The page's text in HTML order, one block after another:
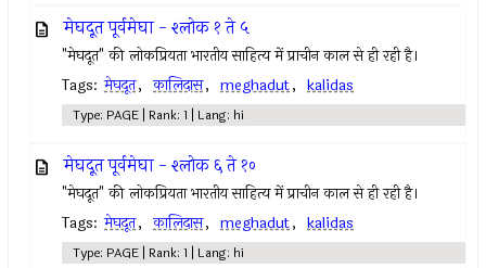
मेघदूत पूर्वमेघा - श्लोक १ ते ५
"मेघदूत" की लोकप्रियता भारतीय साहित्य में प्राचीन काल से ही रही है।
Tags: मेघदूत, कालिदास, meghadut, kalidas
Type: PAGE | Rank: 1 | Lang: hi
मेघदूत पूर्वमेघा - श्लोक ६ ते १०
"मेघदूत" की लोकप्रियता भारतीय साहित्य में प्राचीन काल से ही रही है।
Tags: मेघदूत, कालिदास, meghadut, kalidas
Type: PAGE | Rank: 1 | Lang: hi